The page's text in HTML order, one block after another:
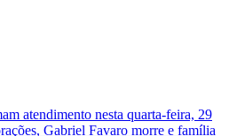
atendimento nesta quarta-feira, 29
Gabriel Favaro morre e família